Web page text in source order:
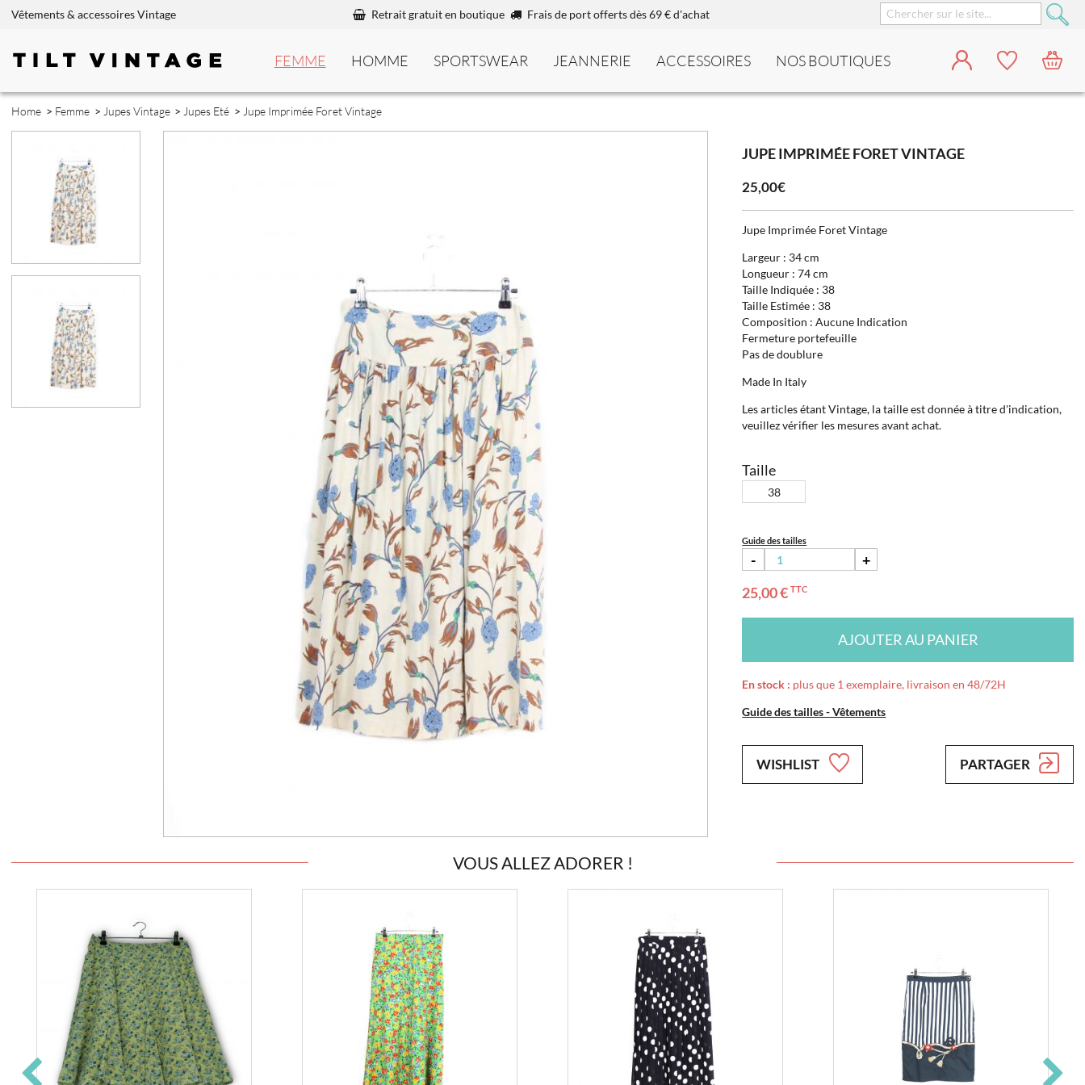
Vêtements & accessoires Vintage Retrait gratuit en boutique Frais de port offerts dès 69 € d'achat
FEMME HOMME SPORTSWEAR JEANNERIE ACCESSOIRES NOS BOUTIQUES
Home > Femme > Jupes Vintage > Jupes Eté > Jupe Imprimée Foret Vintage
JUPE IMPRIMÉE FORET VINTAGE
25,00€
Jupe Imprimée Foret Vintage
Largeur : 34 cm
Longueur : 74 cm
Taille Indiquée : 38
Taille Estimée : 38
Composition : Aucune Indication
Fermeture portefeuille
Pas de doublure
Made In Italy
Les articles étant Vintage, la taille est donnée à titre d'indication,
veuillez vérifier les mesures avant achat.
Taille
38
Guide des tailles
-
+
25,00 €TTC
AJOUTER AU PANIER
En stock : plus que 1 exemplaire, livraison en 48/72H
Guide des tailles - Vêtements
WISHLIST PARTAGER
VOUS ALLEZ ADORER !